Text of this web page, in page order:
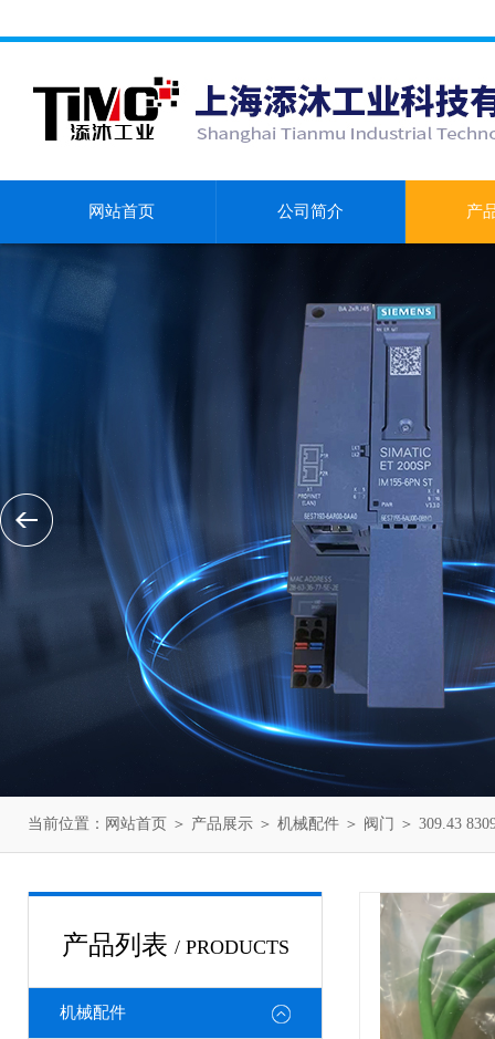
网站首页 公司简介 产
当前位置： 网站首页 ＞ 产品展示 ＞ 机械配件 ＞ 阀门 ＞ 309.43
产品列表 / PRODUCTS
机械配件